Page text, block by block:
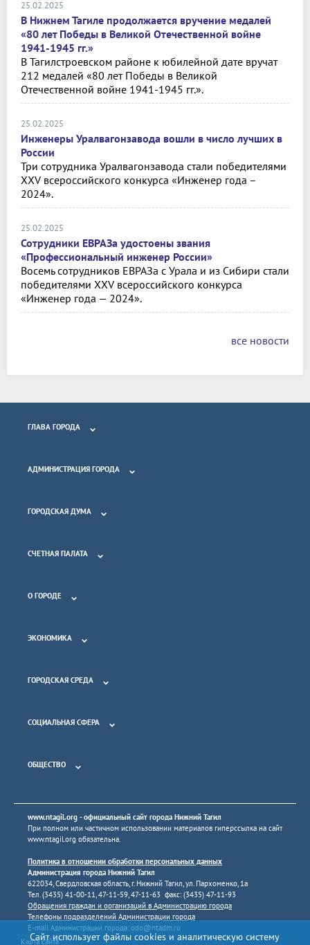
25.02.2025
В Нижнем Тагиле продолжается вручение медалей
«80 лет Победы в Великой Отечественной войне
1941-1945 гг.»
В Тагилстроевском районе к юбилейной дате вручат
212 медалей «80 лет Победы в Великой
Отечественной войне 1941-1945 гг.».
25.02.2025
Инженеры Уралвагонзавода вошли в число лучших в
России
Три сотрудника Уралвагонзавода стали победителями
XХV всероссийского конкурса «Инженер года –
2024».
25.02.2025
Сотрудники ЕВРАЗа удостоены звания
«Профессиональный инженер России»
Восемь сотрудников ЕВРАЗа с Урала и из Сибири стали
победителями XXV всероссийского конкурса
«Инженер года — 2024».
все новости
ГЛАВА ГОРОДА
АДМИНИСТРАЦИЯ ГОРОДА
ГОРОДСКАЯ ДУМА
СЧЕТНАЯ ПАЛАТА
О ГОРОДЕ
ЭКОНОМИКА
ГОРОДСКАЯ СРЕДА
СОЦИАЛЬНАЯ СФЕРА
ОБЩЕСТВО
www.ntagil.org - официальный сайт города Нижний Тагил
При полном или частичном использовании материалов гиперссылка на сайт
www.ntagil.org обязательна.
Политика в отношении обработки персональных данных
Администрация города Нижний Тагил
622034, Свердловская область, г. Нижний Тагил, ул. Пархоменко, 1а
Тел. (3435) 41-00-11, 47-11-59, 47-11-63 факс: (3435) 47-11-93
Обращения граждан и организаций в Администрацию города
Телефоны подразделений Администрации города
E-mail Администрации города: odo@ntadm.ru
Карта сайта
Сайт использует файлы cookies и аналитическую систему